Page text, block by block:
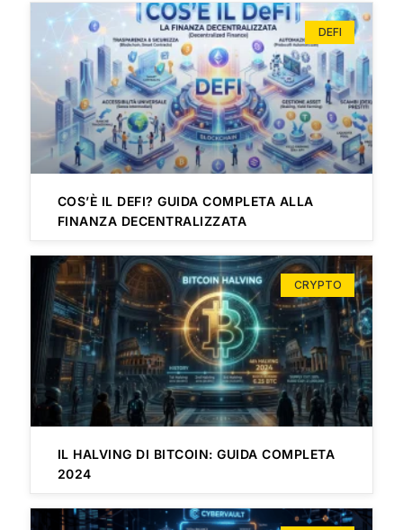
DEFI
COS’È IL DEFI? GUIDA COMPLETA ALLA
FINANZA DECENTRALIZZATA
CRYPTO
IL HALVING DI BITCOIN: GUIDA COMPLETA
2024